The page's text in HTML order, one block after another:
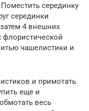
серединку
серединки
4 внешних
флористической
чашелистики и
и примотать
еще и
весь